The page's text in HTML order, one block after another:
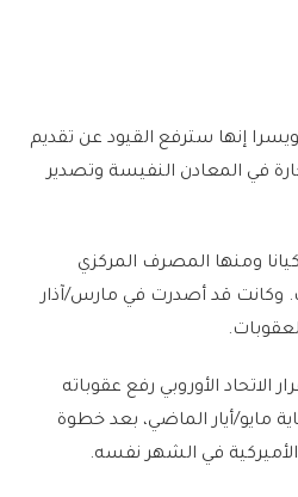
إنها سترفع القيود عن تقديم
في المعادن النفيسة وتصدير
وأضافت أنها رفعت نحو 24 كيانا ومنها المصرف المركزي
وكانت قد أصدرت في مارس/آذار
الاتحاد الأوروبي رفع عقوباته
مايو/أيار الماضي، بعد خطوة
الأميركية في الشهر نفسه.